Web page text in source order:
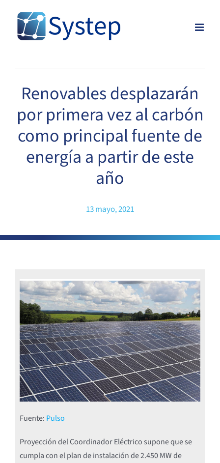
content
Renovables desplazarán
por primera vez al carbón
como principal fuente de
energía a partir de este
año
13 mayo, 2021
Fuente: Pulso
Proyección del Coordinador Eléctrico supone que se
cumpla con el plan de instalación de 2.450 MW de